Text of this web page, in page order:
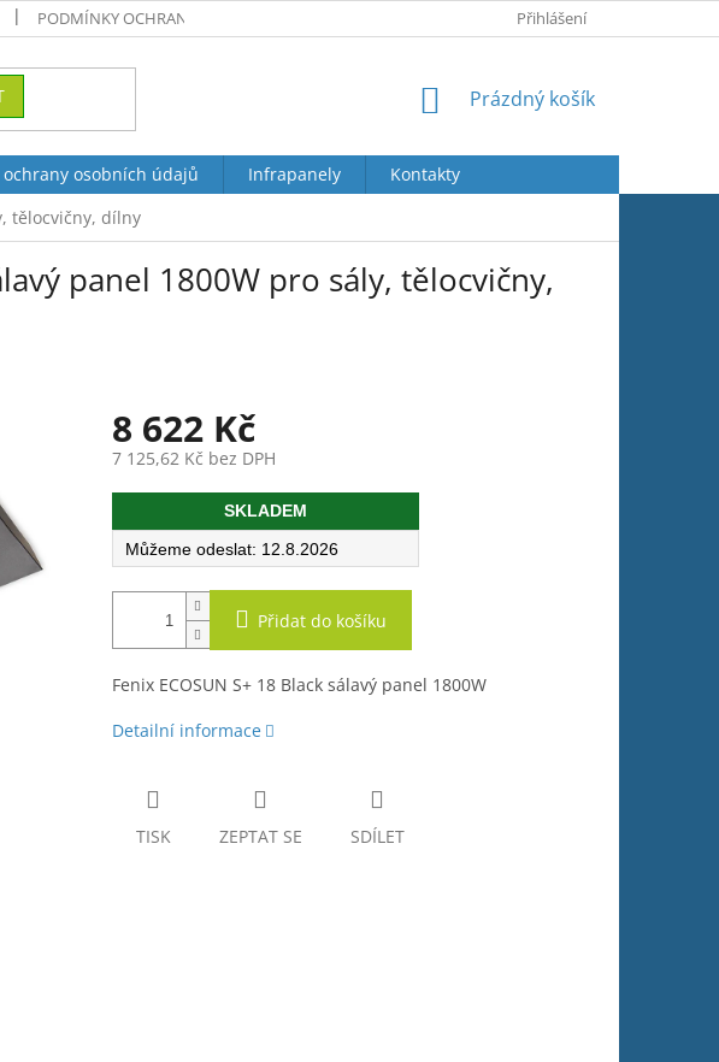
PODMÍNKY OCHRANY OSOBNÍCH ÚDAJŮ VRÁCENÍ ZBOŽÍ
Přihlášení
NÁKUPNÍ
Prázdný košík
ochrany osobních údajů Infrapanely
Kontakty
tělocvičny, dílny
panel 1800W pro sály, tělocvičny,
8 622 Kč
7 125,62 Kč bez DPH
Měrná
SKLADEM
12.8.2026
Přidat do košíku
Fenix ECOSUN S+ 18 Black sálavý panel 1800W
Detailní informace
TISK ZEPTAT SE SDÍLET